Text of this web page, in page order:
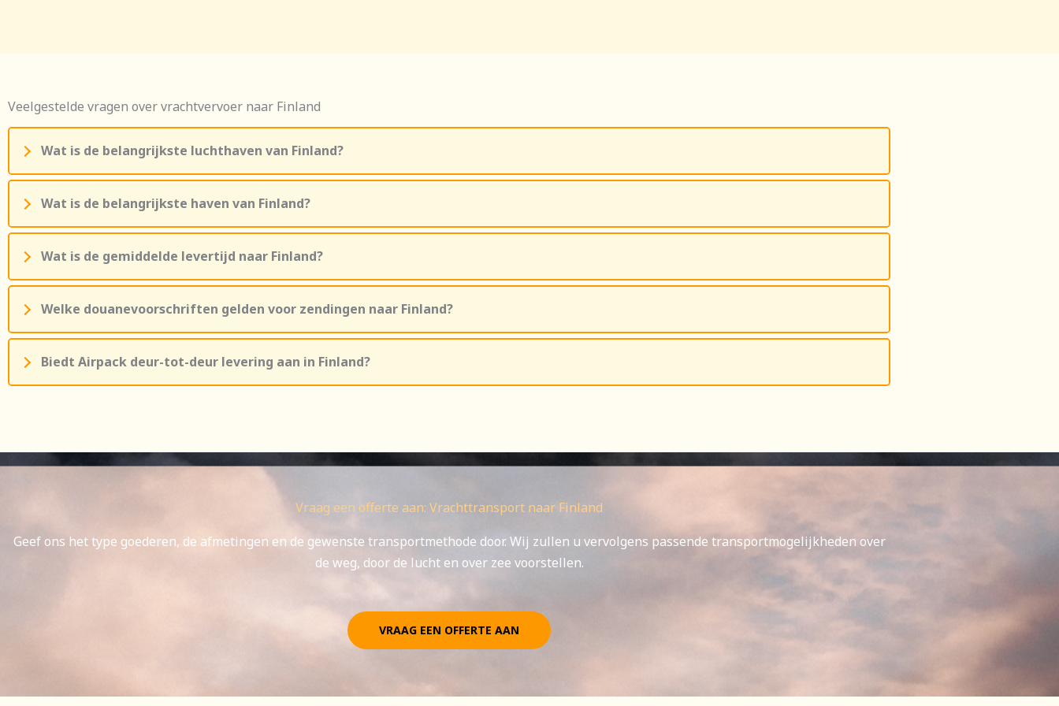
Veelgestelde vragen over vrachtvervoer naar Finland
Wat is de belangrijkste luchthaven van Finland?
Wat is de belangrijkste haven van Finland?
Wat is de gemiddelde levertijd naar Finland?
Welke douanevoorschriften gelden voor zendingen naar Finland?
Biedt Airpack deur-tot-deur levering aan in Finland?
Vraag een offerte aan: Vrachttransport naar Finland
Geef ons het type goederen, de afmetingen en de gewenste transportmethode door. Wij zullen u vervolgens passende transportmogelijkheden over
de weg, door de lucht en over zee voorstellen.
VRAAG EEN OFFERTE AAN